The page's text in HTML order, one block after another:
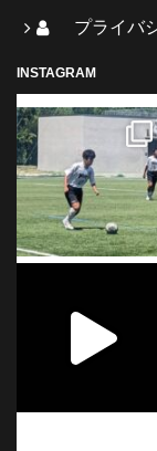
プライバ
INSTAGRAM